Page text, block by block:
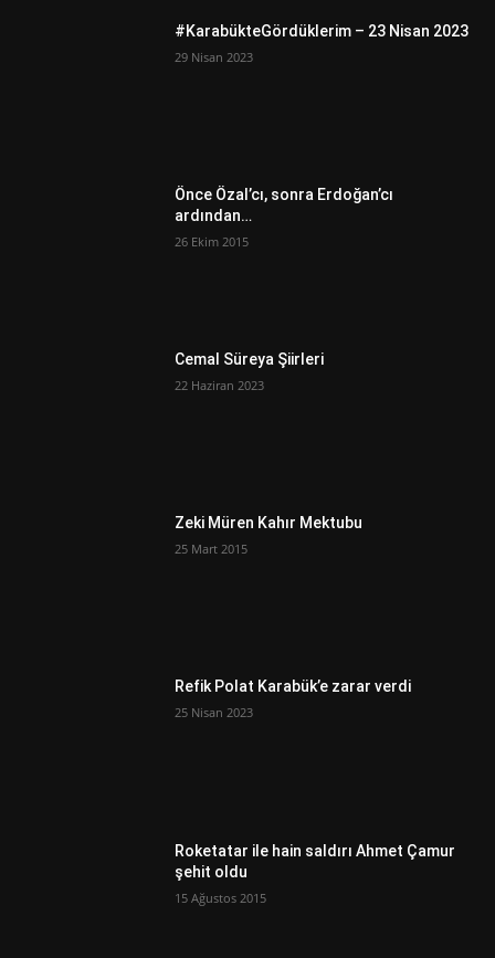
#KarabükteGördüklerim – 23 Nisan 2023
29 Nisan 2023
Önce Özal’cı, sonra Erdoğan’cı
ardından…
26 Ekim 2015
Cemal Süreya Şiirleri
22 Haziran 2023
Zeki Müren Kahır Mektubu
25 Mart 2015
Refik Polat Karabük’e zarar verdi
25 Nisan 2023
Roketatar ile hain saldırı Ahmet Çamur
şehit oldu
15 Ağustos 2015